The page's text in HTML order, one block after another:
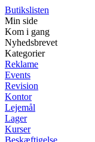
Butikslisten
Min side
Kom i gang
Nyhedsbrevet
Kategorier
Reklame
Events
Revision
Kontor
Lejemål
Lager
Kurser
Beskæftigelse